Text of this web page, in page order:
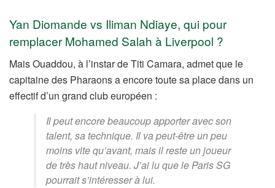
Yan Diomande vs Iliman Ndiaye, qui pour
remplacer Mohamed Salah à Liverpool ?
Mais Ouaddou, à l’instar de Titi Camara, admet que le
capitaine des Pharaons a encore toute sa place dans un
effectif d’un grand club européen :
Il peut encore beaucoup apporter avec son
talent, sa technique. Il va peut-être un peu
moins vite qu’avant, mais il reste un joueur
de très haut niveau. J’ai lu que le Paris SG
pourrait s’intéresser à lui.